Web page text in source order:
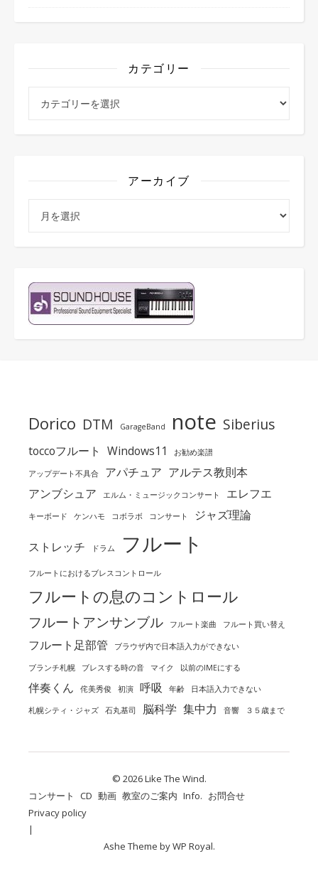
カテゴリー
アーカイブ
Dorico DTM GarageBand note Siberius
toccoフルート Windows11 お勧め楽譜
アップデート不具合 アパチュア アルテス教則本
アンブシュア
エルム・ミュージックコンサート エレフエ
キーボード ケンハモ コボラボ コンサート ジャズ理論
ストレッチ ドラム フルート
フルートにおけるブレスコントロール
フルートの息のコントロール
フルートアンサンブル フルート楽曲 フルート買い替え
フルート足部管 ブラウザ内で日本語入力ができない
ブランチ札幌 ブレスする時の音 マイク 以前のIMEにする
伴奏くん 侘美秀俊 初演 呼吸 年齢 日本語入力できない
札幌シティ・ジャズ 石丸基司 脳科学 集中力 音響 ３５歳まで
© 2026 Like The Wind.
コンサート
CD 動画 教室のご案内 Info. お問合せ
Privacy policy
Ashe Theme byWP Royal.